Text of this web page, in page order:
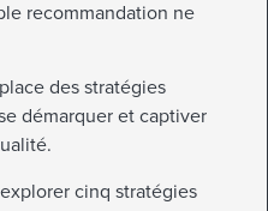
recommandation ne
des stratégies
démarquer et captiver
cinq stratégies